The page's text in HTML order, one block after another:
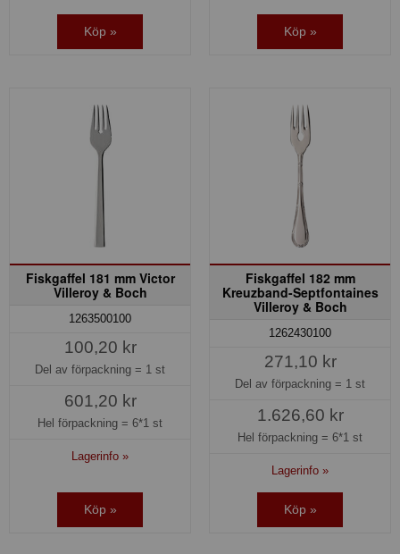
Köp » Köp »
Fiskgaffel 181 mm Victor
Villeroy & Boch
1263500100
100,20 kr
Del av förpackning = 1 st
601,20 kr
Hel förpackning = 6*1 st
Lagerinfo »
Köp »
Fiskgaffel 182 mm
Kreuzband-Septfontaines
Villeroy & Boch
1262430100
271,10 kr
Del av förpackning = 1 st
1.626,60 kr
Hel förpackning = 6*1 st
Lagerinfo »
Köp »